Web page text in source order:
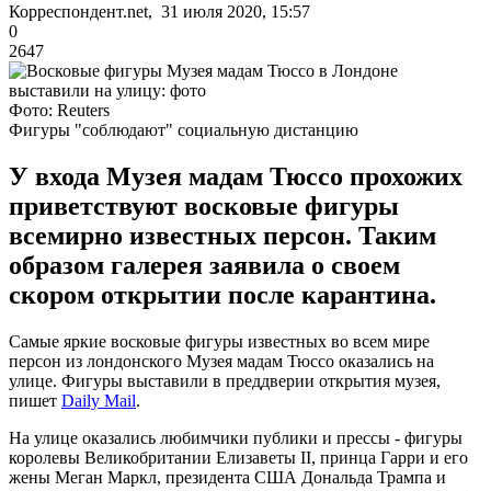
Корреспондент.net, 31 июля 2020, 15:57
0
2647
Фото: Reuters
Фигуры "соблюдают" социальную дистанцию
У входа Музея мадам Тюссо прохожих
приветствуют восковые фигуры
всемирно известных персон. Таким
образом галерея заявила о своем
скором открытии после карантина.
Самые яркие восковые фигуры известных во всем мире
персон из лондонского Музея мадам Тюссо оказались на
улице. Фигуры выставили в преддверии открытия музея,
пишет Daily Mail.
На улице оказались любимчики публики и прессы - фигуры
королевы Великобритании Елизаветы II, принца Гарри и его
жены Меган Маркл, президента США Дональда Трампа и